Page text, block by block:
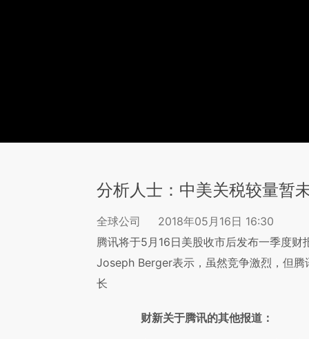
分析人士：中美关税较量暂
全球公司
2018年05月16日 16:30
腾讯将于5月16日美股收市后发布一季度
Joseph Berger表示，虽然竞争激烈，但
长
财新关于腾讯的其他报道：